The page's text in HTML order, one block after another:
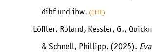
öibf und ibw.
CITE
Löffler, Roland, Kessler, G.,
& Schnell, Phillipp. (2025).